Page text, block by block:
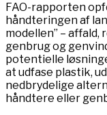
FAO-rapporten
håndteringen af
modellen” – affald,
genbrug og
potentielle
at udfase plastik,
nedbrydelige
håndtere eller